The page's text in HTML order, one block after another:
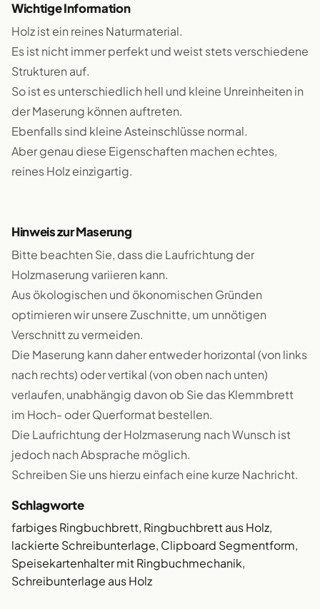
Wichtige Information
Holz ist ein reines Naturmaterial.
Es ist nicht immer perfekt und weist stets verschiedene
Strukturen auf.
So ist es unterschiedlich hell und kleine Unreinheiten in
der Maserung können auftreten.
Ebenfalls sind kleine Asteinschlüsse normal.
Aber genau diese Eigenschaften machen echtes,
reines Holz einzigartig.
Hinweis zur Maserung
Bitte beachten Sie, dass die Laufrichtung der
Holzmaserung variieren kann.
Aus ökologischen und ökonomischen Gründen
optimieren wir unsere Zuschnitte, um unnötigen
Verschnitt zu vermeiden.
Die Maserung kann daher entweder horizontal (von links
nach rechts) oder vertikal (von oben nach unten)
verlaufen, unabhängig davon ob Sie das Klemmbrett
im Hoch- oder Querformat bestellen.
Die Laufrichtung der Holzmaserung nach Wunsch ist
jedoch nach Absprache möglich.
Schreiben Sie uns hierzu einfach eine kurze Nachricht.
Schlagworte
farbiges Ringbuchbrett, Ringbuchbrett aus Holz,
lackierte Schreibunterlage, Clipboard Segmentform,
Speisekartenhalter mit Ringbuchmechanik,
Schreibunterlage aus Holz